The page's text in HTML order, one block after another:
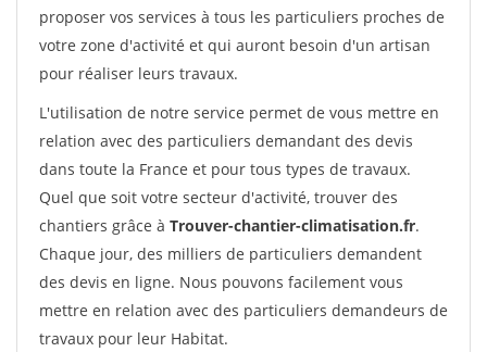
proposer vos services à tous les particuliers proches de
votre zone d'activité et qui auront besoin d'un artisan
pour réaliser leurs travaux.
L'utilisation de notre service permet de vous mettre en
relation avec des particuliers demandant des devis
dans toute la France et pour tous types de travaux.
Quel que soit votre secteur d'activité, trouver des
chantiers grâce à Trouver-chantier-climatisation.fr.
Chaque jour, des milliers de particuliers demandent
des devis en ligne. Nous pouvons facilement vous
mettre en relation avec des particuliers demandeurs de
travaux pour leur Habitat.